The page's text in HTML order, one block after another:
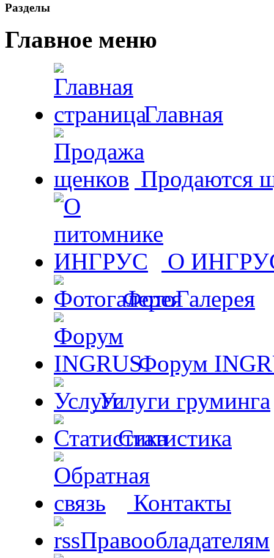
Рaзделы
Главное меню
Главная
Продаются
О
ФотоГалерея
Форум
Услуги груминга
Статистика
Контакты
Правообладателям